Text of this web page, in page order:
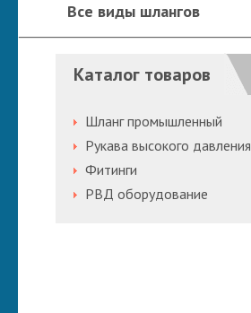
Все виды шлангов
Каталог товаров
Шланг промышленный
Рукава высокого давления
Фитинги
РВД оборудование